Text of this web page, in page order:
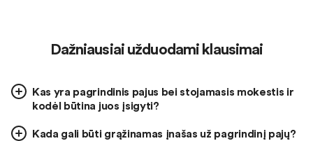
Dažniausiai užduodami klausimai
Kas yra pagrindinis pajus bei stojamasis mokestis ir
kodėl būtina juos įsigyti?
Kada gali būti grąžinamas įnašas už pagrindinį pajų?